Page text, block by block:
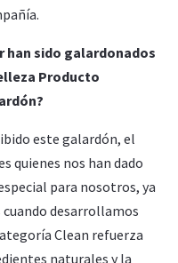
han sido galardonados
Producto
este galardón, el
quienes nos han dado
para nosotros, ya
cuando desarrollamos
Clean refuerza
naturales y la